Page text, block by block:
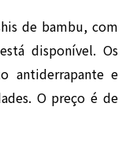
de bambu, com
disponível. Os
antiderrapante e
O preço é de